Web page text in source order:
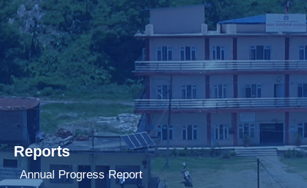
Reports
Annual Progress Report